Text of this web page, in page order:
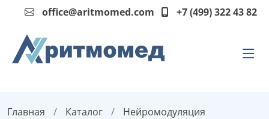
office@aritmomed.com +7 (499) 322 43 82
Главная Каталог
Нейромодуляция